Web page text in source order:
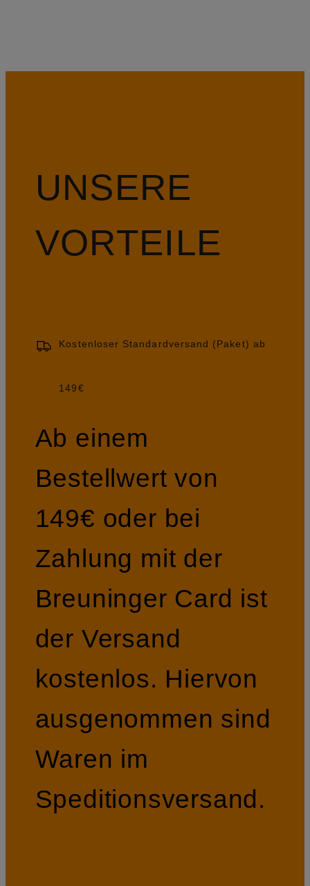
UNSERE
VORTEILE
Kostenloser Standardversand (Paket) ab
149€
Ab einem
Bestellwert von
149€ oder bei
Zahlung mit der
Breuninger Card ist
der Versand
kostenlos. Hiervon
ausgenommen sind
Waren im
Speditionsversand.